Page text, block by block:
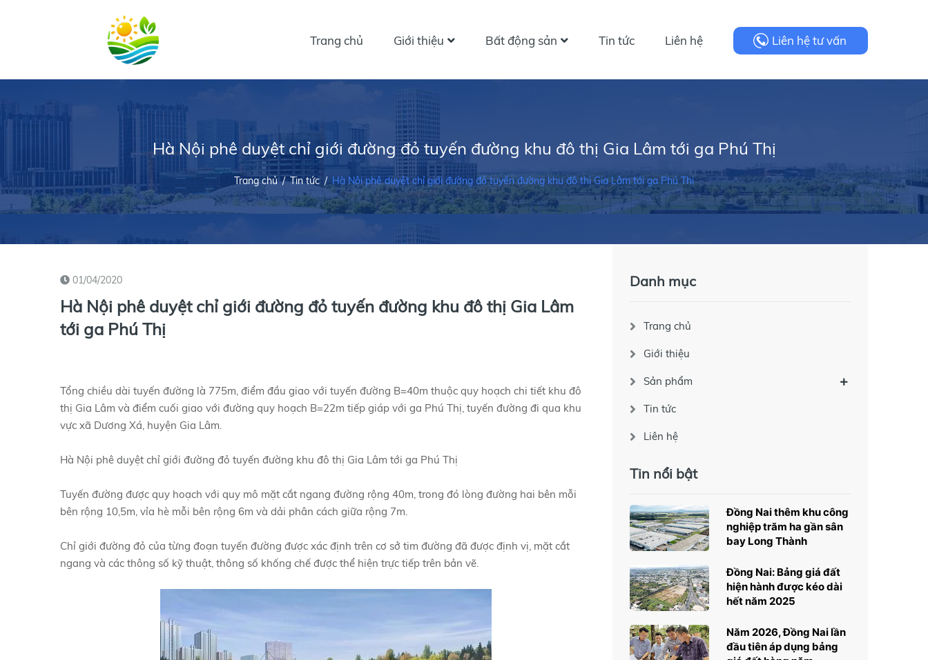
Trang chủ Giới thiệu Bất động sản Tin tức Liên hệ Liên hệ tư vấn
Hà Nội phê duyệt chỉ giới đường đỏ tuyến đường khu đô thị Gia Lâm tới ga Phú Thị
Trang chủ /Tin tức / Hà Nội phê duyệt chỉ giới đường đỏ tuyến đường khu đô thị Gia Lâm tới ga Phú Thị
01/04/2020
Hà Nội phê duyệt chỉ giới đường đỏ tuyến đường khu đô thị Gia Lâm
tới ga Phú Thị
Tổng chiều dài tuyến đường là 775m, điểm đầu giao với tuyến đường B=40m thuộc quy hoạch chi tiết khu đô
thị Gia Lâm và điểm cuối giao với đường quy hoạch B=22m tiếp giáp với ga Phú Thị, tuyến đường đi qua khu
vực xã Dương Xá, huyện Gia Lâm.
Hà Nội phê duyệt chỉ giới đường đỏ tuyến đường khu đô thị Gia Lâm tới ga Phú Thị
Tuyến đường được quy hoạch với quy mô mặt cắt ngang đường rộng 40m, trong đó lòng đường hai bên mỗi
bên rộng 10,5m, vỉa hè mỗi bên rộng 6m và dải phân cách giữa rộng 7m.
Chỉ giới đường đỏ của từng đoạn tuyến đường được xác định trên cơ sở tim đường đã được định vị, mặt cắt
ngang và các thông số kỹ thuật, thông số khống chế được thể hiện trực tiếp trên bản vẽ.
Danh mục
Trang chủ
Giới thiệu
Sản phẩm
Tin tức
Liên hệ
Tin nổi bật
Đồng Nai thêm khu công
nghiệp trăm ha gần sân
bay Long Thành
Đồng Nai: Bảng giá đất
hiện hành được kéo dài
hết năm 2025
Năm 2026, Đồng Nai lần
đầu tiên áp dụng bảng